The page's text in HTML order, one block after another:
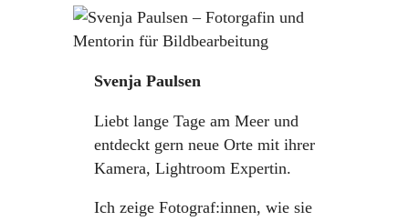
Svenja Paulsen
Liebt lange Tage am Meer und
entdeckt gern neue Orte mit ihrer
Kamera, Lightroom Expertin.
Ich zeige Fotograf:innen, wie sie